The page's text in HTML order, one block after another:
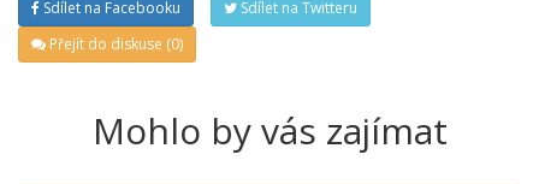
Sdílet na Facebooku
Sdílet na Twitteru
Přejít do diskuse (0)
Mohlo by vás zajímat